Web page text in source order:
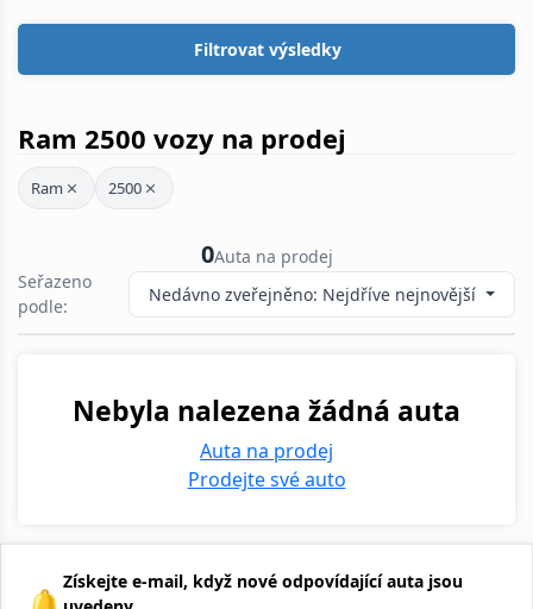
Filtrovat výsledky
Ram 2500 vozy na prodej
Ram 2500
0Auta na prodej
Seřazeno
podle:
Nedávno zveřejněno: Nejdříve nejnovější
Nebyla nalezena žádná auta
Auta na prodej
Prodejte své auto
Získejte e-mail, když nové odpovídající auta jsou